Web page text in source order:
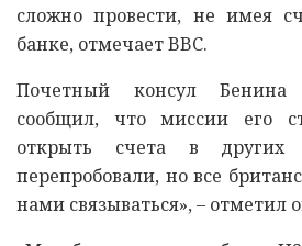
сложно провести, не имея
банке, отмечает BBC.
Почетный консул Бенина
сообщил, что миссии его
открыть счета в других
перепробовали, но все
нами связываться», – отметил